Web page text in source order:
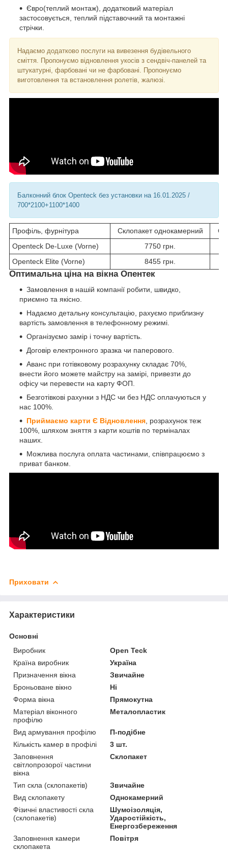
Євро(теплий монтаж), додатковий матеріал
застосовується, теплий підставочний та монтажні
стрічки.
Надаємо додатково послуги на вивезення будівельного
сміття. Пропонуємо відновлення укосів з сендвіч-панелей та
штукатурні, фарбовані чи не фарбовані. Пропонуємо
виготовлення та встановлення ролетів, жалюзі.
Балконний блок Openteck без установки на 16.01.2025 /
700*2100+1100*1400
Профіль, фурнітура Склопакет однокамерний
Openteck De-Luxe (Vorne)
7750 грн.
Openteck Elite (Vorne)
8455 грн.
Оптимальна ціна на вікна Опентек
Замовлення в нашій компанії робити, швидко,
приємно та якісно.
Надаємо детальну консультацію, рахуємо приблизну
вартість замовлення в телефонному режимі.
Організуємо замір і точну вартість.
Договір електронного зразка чи паперового.
Аванс при готівковому розрахунку складає 70%,
внести його можете майстру на замірі, привезти до
офісу чи перевести на карту ФОП.
Безготівкові рахунки з НДС чи без НДС оплачуються у
нас 100%.
Приймаємо карти Є Відновлення , розрахунок теж
100%, шляхом зняття з карти коштів по терміналах
наших.
Можлива послуга оплата частинами, співпрацюємо з
приват банком.
Приховати
Характеристики
Основні
Виробник
Open Teck
Країна виробник
Україна
Призначення вікна
Звичайне
Броньоване вікно
Ні
Форма вікна
Прямокутна
Матеріал віконного
профілю
Металопластик
Вид армування профілю
П-подібне
Кількість камер в профілі
3 шт.
Заповнення
світлопрозорої частини
вікна
Склопакет
Тип скла (склопакетів)
Звичайне
Вид склопакету
Однокамерний
Фізичні властивості скла
(склопакетів)
Шумоізоляція,
Ударостійкість,
Енергозбереження
Заповнення камери
склопакета
Повітря